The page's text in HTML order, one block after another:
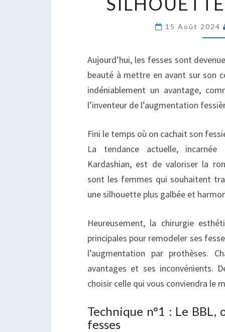
15 Août 2024
Aujourd’hui, les fesses sont
beauté à mettre en avant sur son
indéniablement un avantage,
l’inventeur de l’augmentation
Fini le temps où on cachait son
La tendance actuelle,
Kardashian, est de valoriser la
sont les femmes qui souhaitent
une silhouette plus galbée et
Heureusement, la chirurgie
principales pour remodeler ses
l’augmentation par prothèses.
avantages et ses inconvénients.
choisir celle qui vous conviendra le
Technique n°1 : Le
fesses